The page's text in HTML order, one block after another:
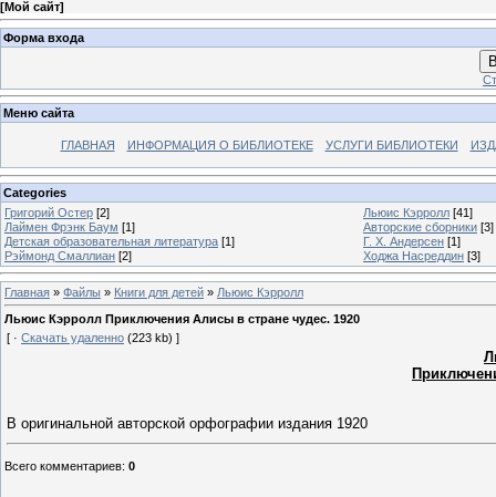
[Мой сайт]
Форма входа
Меню сайта
ГЛАВНАЯ ИНФОРМАЦИЯ О БИБЛИОТЕКЕ УСЛУГИ БИБЛИОТЕКИ
Categories
Григорий Остер [2] Льюис Кэрролл [41]
Лаймен Фрэнк Баум [1] Авторские сборники [3]
Детская образовательная литература [1] Г. Х. Андерсен [1]
Рэймонд Смаллиан [2] Ходжа Насреддин [3]
Главная » Файлы » Книги для детей » Льюис Кэрролл
Льюис Кэрролл Приключения Алисы в стране чудес. 1920
[ · Скачать удаленно (223 kb) ]
В оригинальной авторской орфографии издания 1920
Всего комментариев: 0